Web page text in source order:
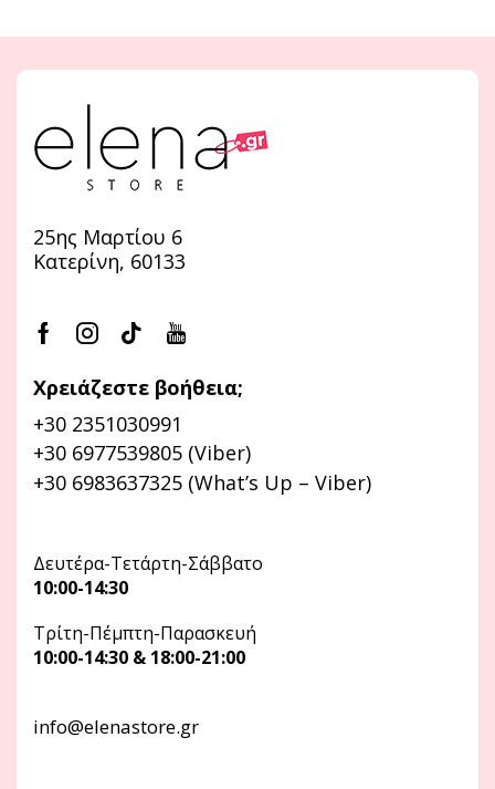
25ης Μαρτίου 6
Κατερίνη, 60133
Χρειάζεστε βοήθεια;
+30 2351030991
+30 6977539805 (Viber)
+30 6983637325 (What’s Up – Viber)
Δευτέρα-Τετάρτη-Σάββατο
10:00-14:30
Τρίτη-Πέμπτη-Παρασκευή
10:00-14:30 & 18:00-21:00
info@elenastore.gr